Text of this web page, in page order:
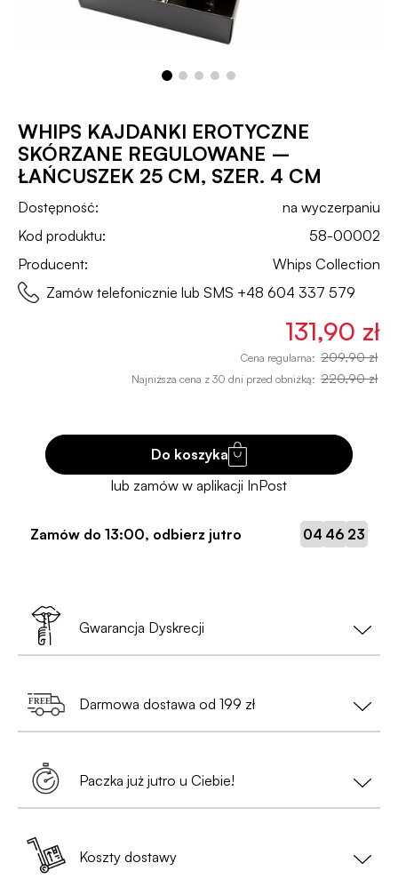
WHIPS KAJDANKI EROTYCZNE
SKÓRZANE REGULOWANE –
ŁAŃCUSZEK 25 CM, SZER. 4 CM
Dostępność:
na wyczerpaniu
Kod produktu:
58-00002
Producent:
Whips Collection
Zamów telefonicznie lub SMS +48 604 337 579
131,90 zł
Cena regularna: 209,90 zł
Najniższa cena z 30 dni przed obniżką: 220,90 zł
Do koszyka
Zamów do 13:00, odbierz jutro 04 46 22
Gwarancja Dyskrecji
•
•Paczka będzie całkowicie anonimowa,
Darmowa dostawa od 199 zł
dostawą
. Szybko, wygodnie i bez
dodatkowych warunków.
Paczka już jutro u Ciebie!
samego dnia (w dni robocze).
Jest już po 13:00? Zamów teraz – wyślemy w
Koszty dostawy